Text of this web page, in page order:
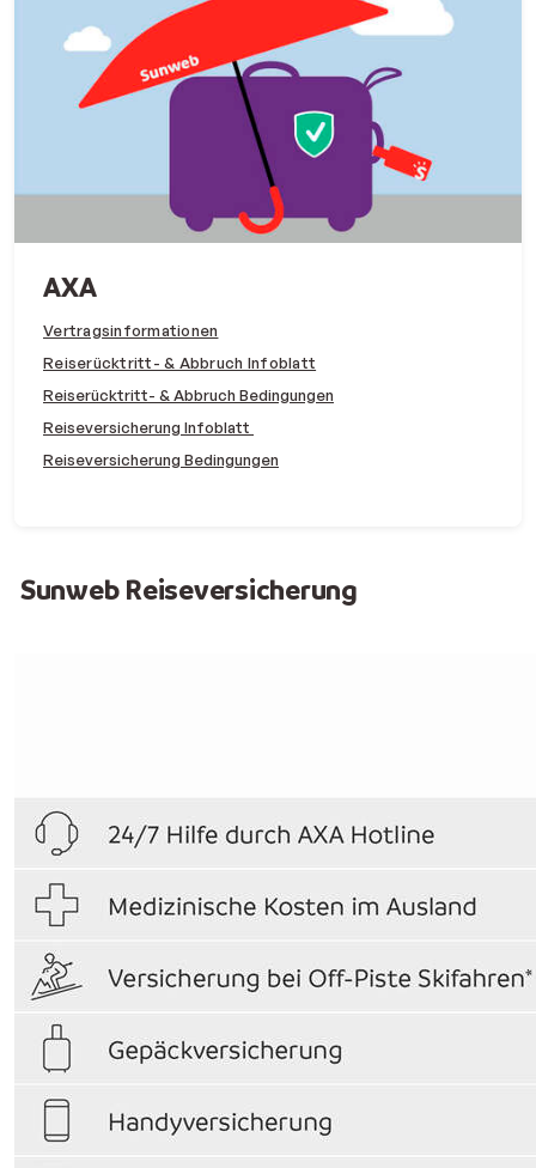
AXA
Vertragsinformationen
Reiserücktritt- & Abbruch Infoblatt
Reiserücktritt- & Abbruch Bedingungen
Reiseversicherung Infoblatt
Reiseversicherung Bedingungen
Sunweb Reiseversicherung